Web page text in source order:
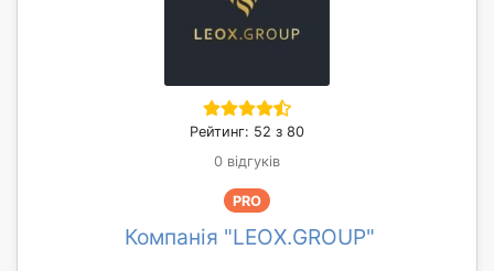
Рейтинг: 52 з 80
0 відгуків
PRO
Компанія "LEOX.GROUP"